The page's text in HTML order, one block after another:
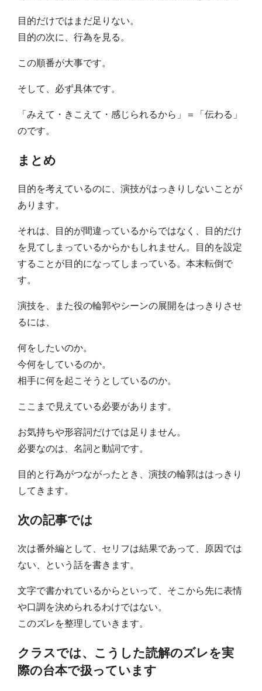
目的だけではまだ足りない。
目的の次に、行為を見る。
この順番が大事です。
そして、必ず具体です。
「みえて・きこえて・感じられるから」＝「伝わる」
のです。
まとめ
目的を考えているのに、演技がはっきりしないことが
あります。
それは、目的が間違っているからではなく、目的だけ
を見てしまっているからかもしれません。目的を設定
することが目的になってしまっている。本末転倒で
す。
演技を、また役の輪郭やシーンの展開をはっきりさせ
るには、
何をしたいのか。
今何をしているのか。
相手に何を起こそうとしているのか。
ここまで見えている必要があります。
お気持ちや形容詞だけでは足りません。
必要なのは、名詞と動詞です。
目的と行為がつながったとき、演技の輪郭ははっきり
してきます。
次の記事では
次は番外編として、セリフは結果であって、原因では
ない、という話を書きます。
文字で書かれているからといって、そこから先に表情
や口調を決められるわけではない。
このズレを整理していきます。
クラスでは、こうした読解のズレを実
際の台本で扱っています